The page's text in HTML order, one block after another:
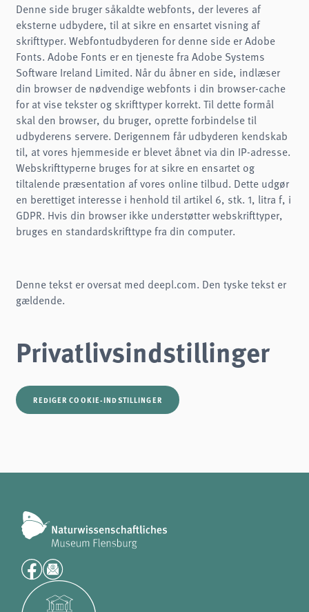
Denne side bruger såkaldte webfonts, der leveres af
eksterne udbydere, til at sikre en ensartet visning af
skrifttyper. Webfontudbyderen for denne side er Adobe
Fonts. Adobe Fonts er en tjeneste fra Adobe Systems
Software Ireland Limited. Når du åbner en side, indlæser
din browser de nødvendige webfonts i din browser-cache
for at vise tekster og skrifttyper korrekt. Til dette formål
skal den browser, du bruger, oprette forbindelse til
udbyderens servere. Derigennem får udbyderen kendskab
til, at vores hjemmeside er blevet åbnet via din IP-adresse.
Webskrifttyperne bruges for at sikre en ensartet og
tiltalende præsentation af vores online tilbud. Dette udgør
en berettiget interesse i henhold til artikel 6, stk. 1, litra f, i
GDPR. Hvis din browser ikke understøtter webskrifttyper,
bruges en standardskrifttype fra din computer.
Denne tekst er oversat med deepl.com. Den tyske tekst er
gældende.
Privatlivsindstillinger
REDIGER COOKIE-INDSTILLINGER